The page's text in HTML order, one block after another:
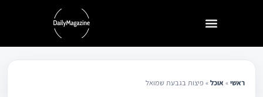
ראשי» אוכל» פיצות בגבעת שמואל